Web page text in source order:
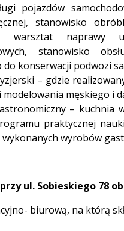
pojazdów
stanowisko
warsztat naprawy
stanowisko
konserwacji podwozi
– gdzie
modelowania męskiego i
– kuchnia
praktycznej
wyrobów
przy ul. Sobieskiego 78
biurową, na którą